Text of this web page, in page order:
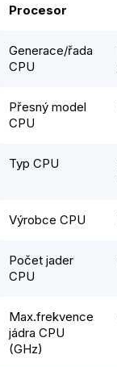
Procesor
Generace/řada
CPU
Přesný model
CPU
Typ CPU
Výrobce CPU
Počet jader
CPU
Max.frekvence
jádra CPU
(GHz)